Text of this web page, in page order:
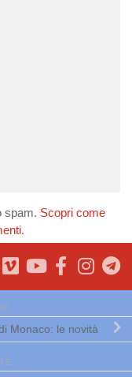
spam. Scopri come
.
Monaco: le novità